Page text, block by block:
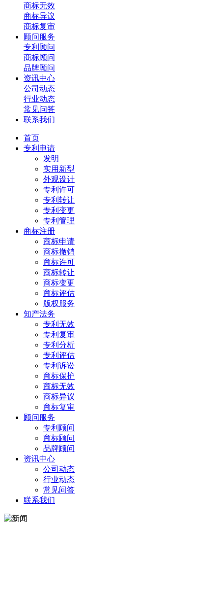
商标无效
商标异议
商标复审
顾问服务
专利顾问
商标顾问
品牌顾问
资讯中心
公司动态
行业动态
常见问答
联系我们
首页
专利申请
发明
实用新型
外观设计
专利许可
专利转让
专利变更
专利管理
商标注册
商标申请
商标撤销
商标许可
商标转让
商标变更
商标评估
版权服务
知产法务
专利无效
专利复审
专利分析
专利评估
专利诉讼
商标保护
商标无效
商标异议
商标复审
顾问服务
专利顾问
商标顾问
品牌顾问
资讯中心
公司动态
行业动态
常见问答
联系我们